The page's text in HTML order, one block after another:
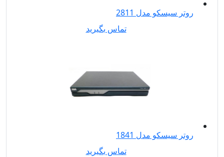
روتر سیسکو مدل 2811
تماس بگیرید
روتر سیسکو مدل 1841
تماس بگیرید